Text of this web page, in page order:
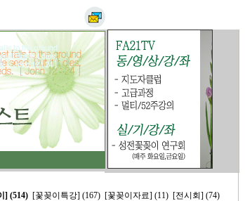
] (514) [꽃꽂이특강] (167) [꽃꽂이자료] (11) [전시회] (74)